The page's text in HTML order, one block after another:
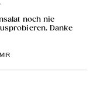
noch nie
Danke